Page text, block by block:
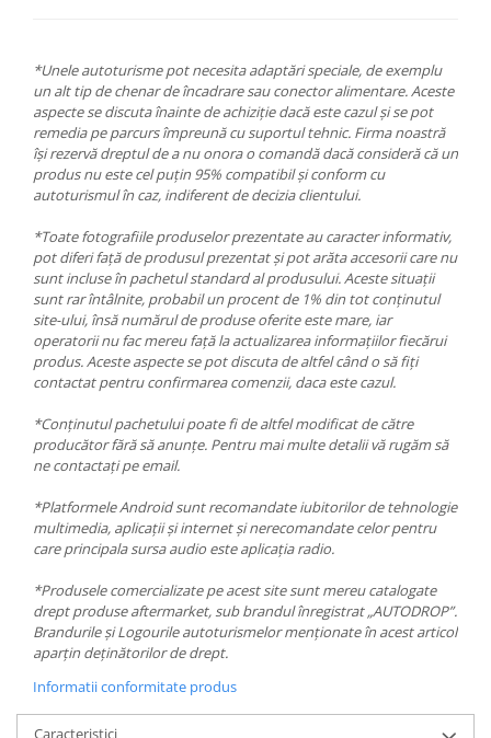
*Unele autoturisme pot necesita adaptări speciale, de exemplu
un alt tip de chenar de încadrare sau conector alimentare. Aceste
aspecte se discuta înainte de achiziție dacă este cazul și se pot
remedia pe parcurs împreună cu suportul tehnic. Firma noastră
își rezervă dreptul de a nu onora o comandă dacă consideră că un
produs nu este cel puțin 95% compatibil și conform cu
autoturismul în caz, indiferent de decizia clientului.
*Toate fotografiile produselor prezentate au caracter informativ,
pot diferi față de produsul prezentat și pot arăta accesorii care nu
sunt incluse în pachetul standard al produsului. Aceste situații
sunt rar întâlnite, probabil un procent de 1% din tot conținutul
site-ului, însă numărul de produse oferite este mare, iar
operatorii nu fac mereu față la actualizarea informațiilor fiecărui
produs. Aceste aspecte se pot discuta de altfel când o să fiți
contactat pentru confirmarea comenzii, daca este cazul.
*Conținutul pachetului poate fi de altfel modificat de către
producător fără să anunțe. Pentru mai multe detalii vă rugăm să
ne contactați pe email.
*Platformele Android sunt recomandate iubitorilor de tehnologie
multimedia, aplicații și internet și nerecomandate celor pentru
care principala sursa audio este aplicația radio.
*Produsele comercializate pe acest site sunt mereu catalogate
drept produse aftermarket, sub brandul înregistrat „AUTODROP”.
Brandurile și Logourile autoturismelor menționate în acest articol
aparțin deținătorilor de drept.
Informatii conformitate produs